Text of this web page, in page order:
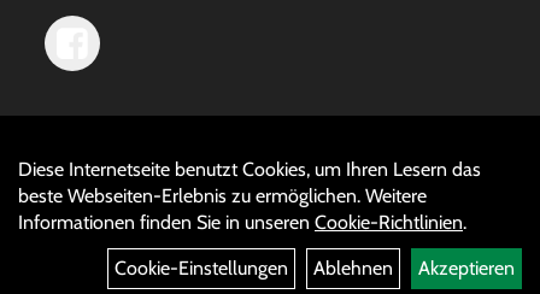
Diese Internetseite benutzt Cookies, um Ihren Lesern das
beste Webseiten-Erlebnis zu ermöglichen. Weitere
Informationen finden Sie in unseren Cookie-Richtlinien.
Cookie-Einstellungen
Ablehnen Akzeptieren
Auftrag widerrufen